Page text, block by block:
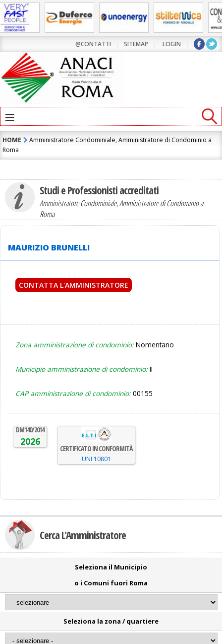
@CONTATTI SITEMAP LOGIN
≡
HOME
Amministratore Condominiale, Amministratore di Condominio a
Roma
Studi e Professionisti accreditati
Amministratore Condominiale, Amministratore di Condominio a
Roma
MAURIZIO BRUNELLI
CONTATTA L'AMMINISTRATORE
Contatta l'Amministratore di Condominio:
MAURIZIO BRUNELLI
ho letto e accetto laInformativa Privacy
Zona amministrazione di condominio:Nomentano
Municipio amministrazione di condominio:II
CAP amministrazione di condominio:00155
DM140/2014
2026
CERTIFICATO IN CONFORMITÀ
UNI 10801
Cerca L'Amministratore
Seleziona il Municipio
o i Comuni fuori Roma
Seleziona la zona / quartiere